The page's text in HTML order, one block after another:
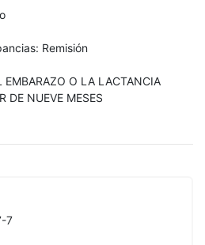
Remisión
EMBARAZO O LA LACTANCIA
DE NUEVE MESES
7